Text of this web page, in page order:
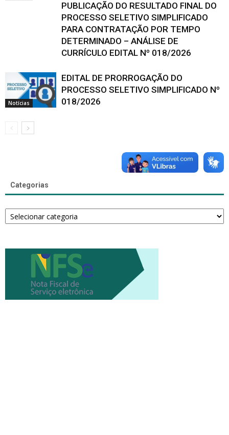
PUBLICAÇÃO DO RESULTADO FINAL DO
PROCESSO SELETIVO SIMPLIFICADO
PARA CONTRATAÇÃO POR TEMPO
DETERMINADO – ANÁLISE DE
CURRÍCULO EDITAL Nº 018/2026
Notícias
EDITAL DE PRORROGAÇÃO DO
PROCESSO SELETIVO SIMPLIFICADO Nº
018/2026
Categorias
Categorias